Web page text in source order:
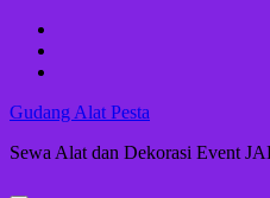
Gudang Alat Pesta
Sewa Alat dan Dekorasi Event